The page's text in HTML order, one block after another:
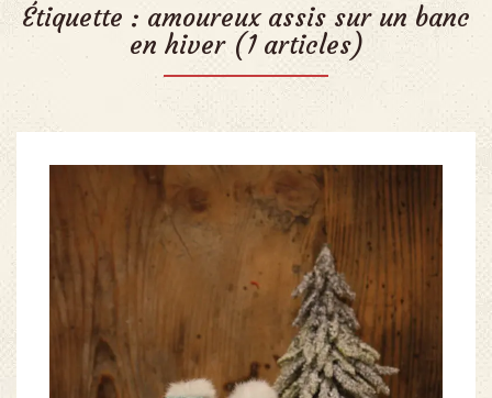
Étiquette : amoureux assis sur un banc
en hiver(1 articles)